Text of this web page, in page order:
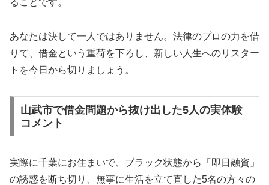
ることです。
あなたは決して一人ではありません。法律のプロの力を借
りて、借金という重荷を下ろし、新しい人生へのリスター
トを今日から切りましょう。
山武市で借金問題から抜け出した5人の実体験
コメント
実際に千葉にお住まいで、ブラック状態から「即日融資」
の誘惑を断ち切り、無事に生活を立て直した5名の方々の